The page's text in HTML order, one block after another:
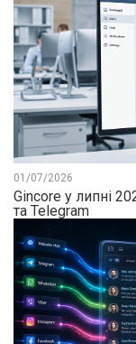
01/07/2026
Gincore у липні
та Telegram